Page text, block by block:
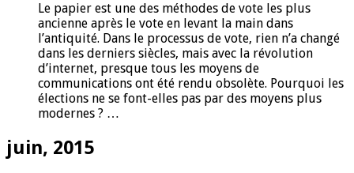
Le papier est une des méthodes de vote les plus
ancienne après le vote en levant la main dans
l’antiquité. Dans le processus de vote, rien n’a changé
dans les derniers siècles, mais avec la révolution
d’internet, presque tous les moyens de
communications ont été rendu obsolète. Pourquoi les
élections ne se font-elles pas par des moyens plus
modernes ? …
juin, 2015